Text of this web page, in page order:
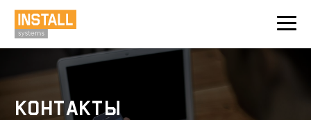
Контакты